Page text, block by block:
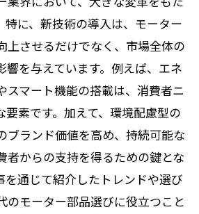
特に、新技術の導入は、モーター
上させるだけでなく、市場全体の
響を与えています。例えば、エネ
スマート機能の搭載は、消費者ニ
要素です。加えて、環境配慮型の
ブランド価値を高め、持続可能な
者からの支持を得るための鍵とな
を通じて紹介したトレンドや選び
のモーター部品選びに役立つこと